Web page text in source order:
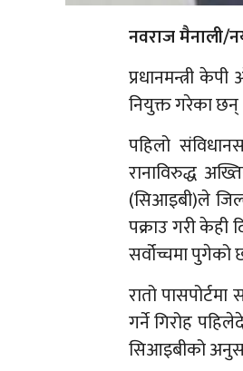
नवराज मैनाली/
प्रधानमन्त्री
नियुक्त गरेका छन्
पहिलो
रानाविरुद्ध
(सिआइबी)ले
पक्राउ गरी केही
सर्वोच्चमा पुगेको
रातो
गर्ने गिरोह
सिआइबीको